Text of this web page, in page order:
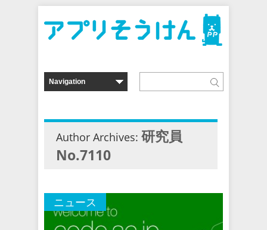
Author Archives: 研究員
No.7110
ニュース